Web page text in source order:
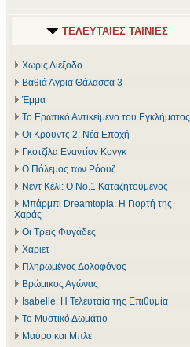
ΤΕΛΕΥΤΑΙΕΣ ΤΑΙΝΙΕΣ
Χωρίς Διέξοδο
Βαθιά Άγρια Θάλασσα 3
Έμμα
Το Ερωτικό Αντικείμενο του Εγκλήματος
Οι Κρουντς 2: Νέα Εποχή
Γκοτζίλα Εναντίον Κονγκ
Ο Πόλεμος των Ρόουζ
Νεντ Κέλι: Ο Νο.1 Καταζητούμενος
Μπάρμπι Dreamtopia: Η Γιορτή της
Χαράς
Οι Τρεις Φυγάδες
Χάριετ
Πληρωμένος Δολοφόνος
Βρώμικος Αγώνας
Isabelle: Η Τελευταία της Επιθυμία
Το Μυστικό Δωμάτιο
Μαύρο και Μπλε